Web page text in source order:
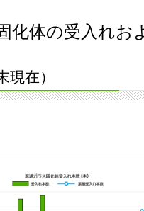
化体の受入れお
現在）